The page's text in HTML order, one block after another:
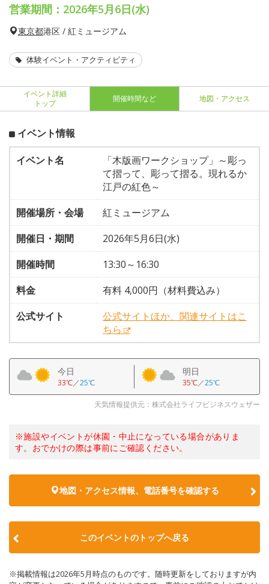
営業期間：2026年5月6日(水)
東京都港区 / 紅ミュージアム
体験イベント・アクティビティ
イベント詳細
トップ
開催時間など 地図・アクセス
イベント情報
イベント名
「木版画ワークショップ」～彫っ
て摺って、彫って摺る。現れるか
江戸の紅色～
開催場所・会場
紅ミュージアム
開催日・期間
2026年5月6日(水)
開催時間
13:30～16:30
料金
有料 4,000円（材料費込み）
公式サイト
公式サイトほか、関連サイトはこ
ちら
今日
33℃／25℃
明日
35℃／25℃
天気情報提供元：株式会社ライフビジネスウェザー
※施設やイベントが休園・中止になっている場合がありま
す。おでかけの際は事前にご確認ください。
地図・アクセス情報、電話番号を確認する
このイベントのトップへ戻る
※掲載情報は2026年5月時点のものです。随時更新をしておりますが内